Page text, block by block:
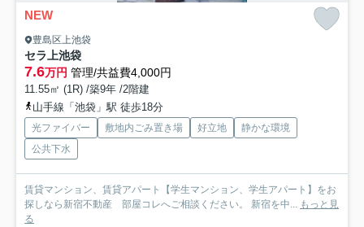
NEW
豊島区上池袋
セラ上池袋
7.6万円 管理/共益費4,000円
11.55㎡ (1R) /築9年 /2階建
山手線「池袋」駅 徒歩18分
光ファイバー 敷地内ごみ置き場 好立地
静かな環境
公共下水
賃貸マンション、賃貸アパート【学生マンション、学生アパート】をお
探しなら新宿不動産 部屋コレへご相談ください。 新宿を中... もっと見
る